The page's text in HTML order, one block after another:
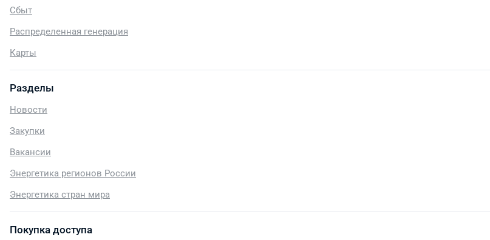
Сбыт
Распределенная генерация
Карты
Разделы
Новости
Закупки
Вакансии
Энергетика регионов России
Энергетика стран мира
Покупка доступа